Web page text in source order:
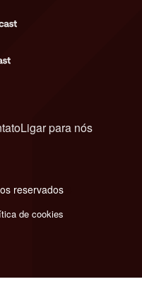
Ligar para nós
reservados
de cookies